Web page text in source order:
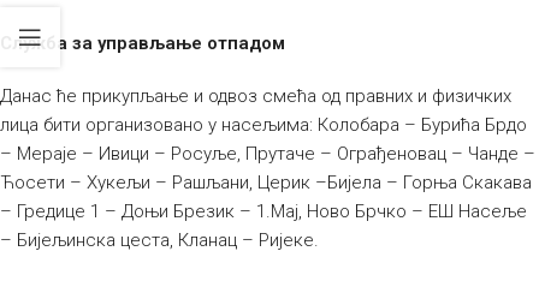
Служба за управљање отпадом
Данас ће прикупљање и одвоз смећа од правних и физичких
лица бити организовано у насељима: Колобара – Бурића Брдо
– Мераје – Ивици – Росуље, Прутаче – Ограђеновац – Чанде –
Ћосети – Хукељи – Рашљани, Церик –Бијела – Горња Скакава
– Гредице 1 – Доњи Брезик – 1.Мај, Ново Брчко – ЕШ Насеље
– Бијељинска цеста, Кланац – Ријеке.